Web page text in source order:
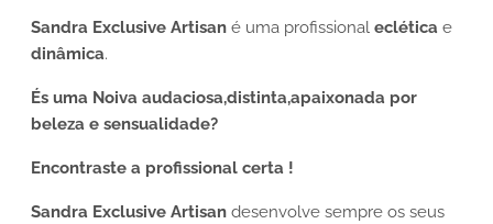
Sandra Exclusive Artisan é uma profissional eclética e
dinâmica.
És uma Noiva audaciosa,distinta,apaixonada por
beleza e sensualidade?
Encontraste a profissional certa !
Sandra Exclusive Artisan desenvolve sempre os seus